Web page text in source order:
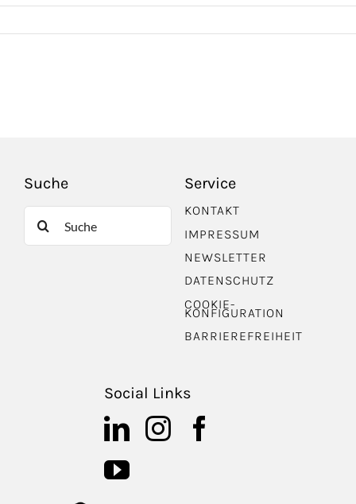
Suche
Suche
nach:
Service
KONTAKT
IMPRESSUM
NEWSLETTER
DATENSCHUTZ
COOKIE-
KONFIGURATION
BARRIEREFREIHEIT
Social Links